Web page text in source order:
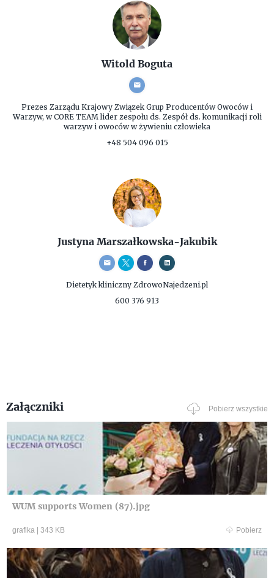
Witold Boguta
Prezes Zarządu Krajowy Związek Grup Producentów Owoców i
Warzyw, w CORE TEAM lider zespołu ds. Zespół ds. komunikacji roli
warzyw i owoców w żywieniu człowieka
+48 504 096 015
Justyna Marszałkowska-Jakubik
Dietetyk kliniczny ZdrowoNajedzeni.pl
600 376 913
Załączniki Pobierz wszystkie
WUM supports Women (87).jpg
grafika 343 KB Pobierz